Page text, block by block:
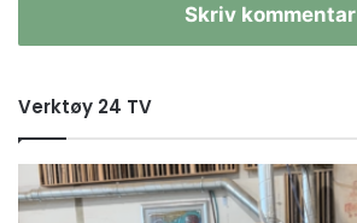
Skriv kommentar
Verktøy 24 TV